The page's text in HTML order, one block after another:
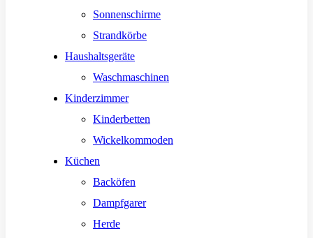
Sonnenschirme
Strandkörbe
Haushaltsgeräte
Waschmaschinen
Kinderzimmer
Kinderbetten
Wickelkommoden
Küchen
Backöfen
Dampfgarer
Herde